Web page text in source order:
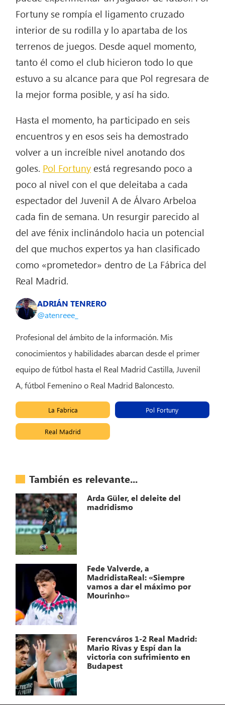
Fortuny se rompía el ligamento cruzado
interior de su rodilla y lo apartaba de los
terrenos de juegos. Desde aquel momento,
tanto él como el club hicieron todo lo que
estuvo a su alcance para que Pol regresara de
la mejor forma posible, y así ha sido.
Hasta el momento, ha participado en seis
encuentros y en esos seis ha demostrado
volver a un increíble nivel anotando dos
goles. Pol Fortuny está regresando poco a
poco al nivel con el que deleitaba a cada
espectador del Juvenil A de Álvaro Arbeloa
cada fin de semana. Un resurgir parecido al
del ave fénix inclinándolo hacia un potencial
del que muchos expertos ya han clasificado
como «prometedor» dentro de La Fábrica del
Real Madrid.
ADRIÁN TENRERO
@atenreee_
Profesional del ámbito de la información. Mis
conocimientos y habilidades abarcan desde el primer
equipo de fútbol hasta el Real Madrid Castilla, Juvenil
A, fútbol Femenino o Real Madrid Baloncesto.
La Fabrica Pol Fortuny
Real Madrid
También es relevante...
Arda Güler, el deleite del
madridismo
Fede Valverde, a
MadridistaReal: «Siempre
vamos a dar el máximo por
Mourinho»
Ferencváros 1-2 Real Madrid:
Mario Rivas y Espí dan la
victoria con sufrimiento en
Budapest